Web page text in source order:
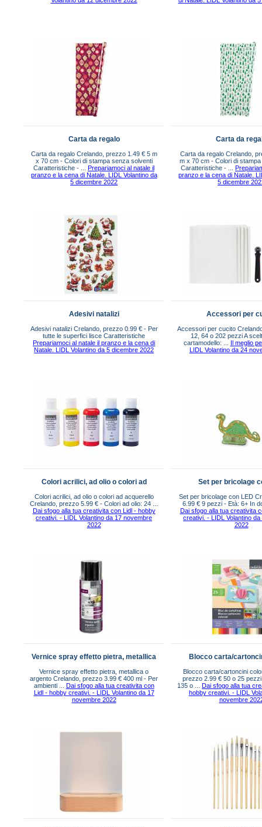
Carta da regalo
Carta da regalo Crelando, prezzo 1.49 € 5 m
x 70 cm - Colori di stampa senza solventi
Caratteristiche - ...Prepariamoci al natale il
pranzo e la cena di Natale. LIDL Volantino da
5 dicembre 2022
Carta da
Carta da regalo Crelando,
m x 70 cm - Colori di
Caratteristiche - ...
pranzo e la cena di Natale.
5 dicembre
Adesivi natalizi
Adesivi natalizi Crelando, prezzo 0.99 € - Per
tutte le superfici lisce Caratteristiche
Prepariamoci al natale il pranzo e la cena di
Natale. LIDL Volantino da 5 dicembre 2022
Accessori per
Accessori per cucito
12, 64 o 202 pezzi A
cartamodello: ...
Il meglio
LIDL Volantino da 24
Colori acrilici, ad olio o colori ad
Colori acrilici, ad olio o colori ad acquerello
Crelando, prezzo 5.99 € - Colori ad olio: 24 ...
Dai sfogo alla tua creativita con Lidl - hobby
creativi. - LIDL Volantino da 17 novembre
2022
Set per bricolage
Set per bricolage con LED
6.99 € 9 pezzi - Età: 6+ In
Dai sfogo alla tua creativita
creativi. - LIDL Volantino
2022
Vernice spray effetto pietra, metallica
Vernice spray effetto pietra, metallica o
argento Crelando, prezzo 3.99 € 400 ml - Per
ambienti ... Dai sfogo alla tua creativita con
Lidl - hobby creativi. - LIDL Volantino da 17
novembre 2022
Blocco carta/
Blocco carta/cartoncini
prezzo 2.99 € 50 o 25
135 o ...Dai sfogo alla tua
hobby creativi. - LIDL
novembre